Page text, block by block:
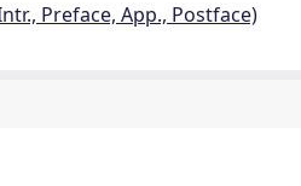
Preface, App., Postface)